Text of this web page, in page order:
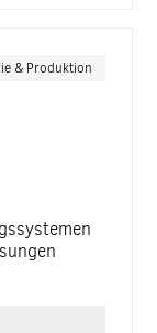
& Produktion